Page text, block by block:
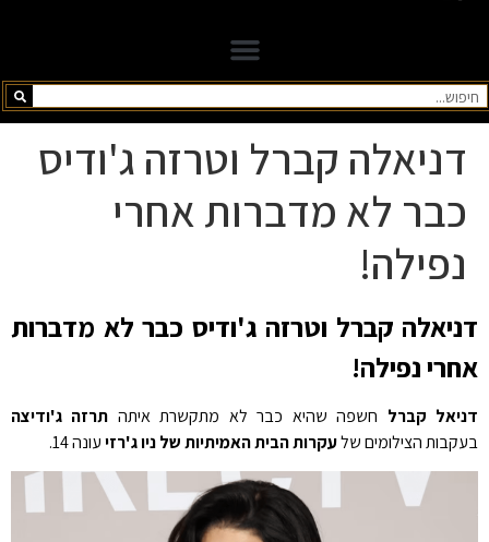
דניאלה קברל וטרזה ג'ודיס
כבר לא מדברות אחרי
נפילה!
דניאלה קברל וטרזה ג'ודיס כבר לא מדברות
אחרי נפילה!
דניאל קברל חשפה שהיא כבר לא מתקשרת איתה תרזה ג'ודיצה
בעקבות הצילומים שלעקרות הבית האמיתיות של ניו ג'רזיעונה 14.